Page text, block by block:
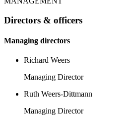
Directors & officers
Managing directors
Richard Weers
Managing Director
Ruth Weers-Dittmann
Managing Director